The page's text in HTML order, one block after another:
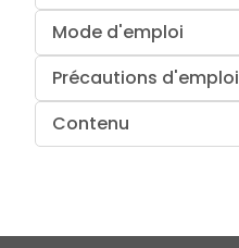
Mode d'emploi
Précautions d'emploi
Contenu